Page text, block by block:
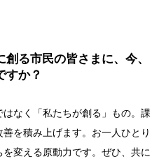
る市民の皆さまに、今、
すか？
なく「私たちが創る」もの。課
を積み上げます。お一人ひとり
変える原動力です。ぜひ、共に